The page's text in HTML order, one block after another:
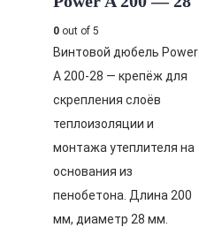
0 out of 5
Винтовой дюбель Power
A 200-28 — крепёж для
скрепления слоёв
теплоизоляции и
монтажа утеплителя на
основания из
пенобетона. Длина 200
мм, диаметр 28 мм.